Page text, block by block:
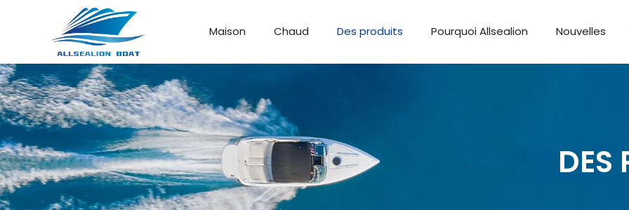
Maison Chaud Des produits Pourquoi Allsealion Nouvelles
DES